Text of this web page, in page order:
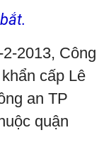
2013, Công
cấp Lê
an TP
quận